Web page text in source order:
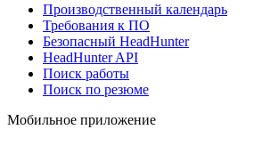
Производственный календарь
Требования к ПО
Безопасный HeadHunter
HeadHunter API
Поиск работы
Поиск по резюме
Мобильное приложение